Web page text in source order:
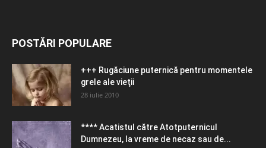
POSTĂRI POPULARE
+++ Rugăciune puternică pentru momentele
grele ale vieţii
28 iulie 2010
**** Acatistul către Atotputernicul
Dumnezeu, la vreme de necaz sau de...